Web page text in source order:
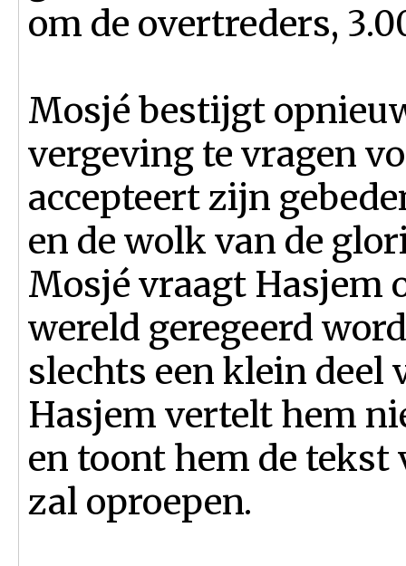
om de overtreders,
Mosjé bestijgt
vergeving te vragen
accepteert zijn
en de wolk van de
Mosjé vraagt Hasjem
wereld geregeerd
slechts een klein
Hasjem vertelt hem
en toont hem de tekst
zal oproepen.